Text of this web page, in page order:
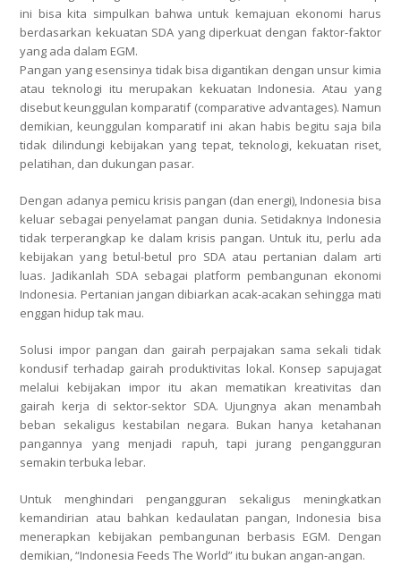
ini bisa kita simpulkan bahwa untuk kemajuan ekonomi harus
berdasarkan kekuatan SDA yang diperkuat dengan faktor-faktor
yang ada dalam EGM.
Pangan yang esensinya tidak bisa digantikan dengan unsur kimia
atau teknologi itu merupakan kekuatan Indonesia. Atau yang
disebut keunggulan komparatif (comparative advantages). Namun
demikian, keunggulan komparatif ini akan habis begitu saja bila
tidak dilindungi kebijakan yang tepat, teknologi, kekuatan riset,
pelatihan, dan dukungan pasar.
Dengan adanya pemicu krisis pangan (dan energi), Indonesia bisa
keluar sebagai penyelamat pangan dunia. Setidaknya Indonesia
tidak terperangkap ke dalam krisis pangan. Untuk itu, perlu ada
kebijakan yang betul-betul pro SDA atau pertanian dalam arti
luas. Jadikanlah SDA sebagai platform pembangunan ekonomi
Indonesia. Pertanian jangan dibiarkan acak-acakan sehingga mati
enggan hidup tak mau.
Solusi impor pangan dan gairah perpajakan sama sekali tidak
kondusif terhadap gairah produktivitas lokal. Konsep sapujagat
melalui kebijakan impor itu akan mematikan kreativitas dan
gairah kerja di sektor-sektor SDA. Ujungnya akan menambah
beban sekaligus kestabilan negara. Bukan hanya ketahanan
pangannya yang menjadi rapuh, tapi jurang pengangguran
semakin terbuka lebar.
Untuk menghindari pengangguran sekaligus meningkatkan
kemandirian atau bahkan kedaulatan pangan, Indonesia bisa
menerapkan kebijakan pembangunan berbasis EGM. Dengan
demikian, “Indonesia Feeds The World” itu bukan angan-angan.